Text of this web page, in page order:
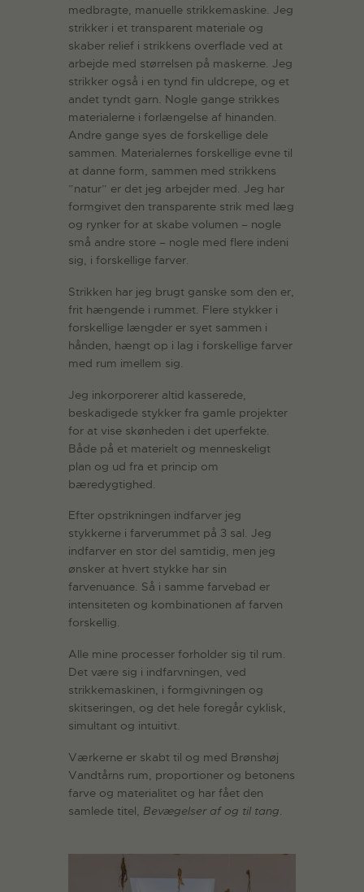
medbragte, manuelle strikkemaskine. Jeg
strikker i et transparent materiale og
skaber relief i strikkens overflade ved at
arbejde med størrelsen på maskerne. Jeg
strikker også i en tynd fin uldcrepe, og et
andet tyndt garn. Nogle gange strikkes
materialerne i forlængelse af hinanden.
Andre gange syes de forskellige dele
sammen. Materialernes forskellige evne til
at danne form, sammen med strikkens
”natur” er det jeg arbejder med. Jeg har
formgivet den transparente strik med læg
og rynker for at skabe volumen – nogle
små andre store – nogle med flere indeni
sig, i forskellige farver.
Strikken har jeg brugt ganske som den er,
frit hængende i rummet. Flere stykker i
forskellige længder er syet sammen i
hånden, hængt op i lag i forskellige farver
med rum imellem sig.
Jeg inkorporerer altid kasserede,
beskadigede stykker fra gamle projekter
for at vise skønheden i det uperfekte.
Både på et materielt og menneskeligt
plan og ud fra et princip om
bæredygtighed.
Efter opstrikningen indfarver jeg
stykkerne i farverummet på 3 sal. Jeg
indfarver en stor del samtidig, men jeg
ønsker at hvert stykke har sin
farvenuance. Så i samme farvebad er
intensiteten og kombinationen af farven
forskellig.
Alle mine processer forholder sig til rum.
Det være sig i indfarvningen, ved
strikkemaskinen, i formgivningen og
skitseringen, og det hele foregår cyklisk,
simultant og intuitivt.
Værkerne er skabt til og med Brønshøj
Vandtårns rum, proportioner og betonens
farve og materialitet og har fået den
samlede titel, Bevægelser af og til tang.